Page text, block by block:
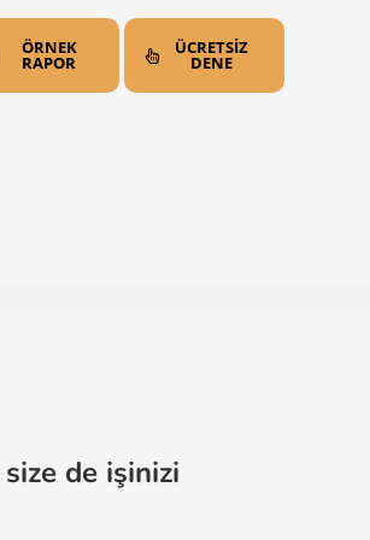
ÖRNEK
RAPOR
ÜCRETSİZ
DENE
de işinizi